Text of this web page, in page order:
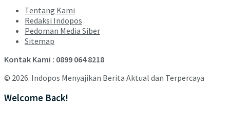
Tentang Kami
Redaksi Indopos
Pedoman Media Siber
Sitemap
Kontak Kami : 0899 064 8218
© 2026. Indopos Menyajikan Berita Aktual dan Terpercaya
Welcome Back!